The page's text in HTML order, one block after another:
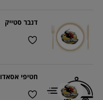
דנבר סטייק
חטיפי אסאדו